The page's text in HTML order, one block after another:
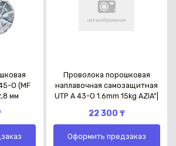
O (MF
мм
Проволока порошковая
наплавочная самозащитная
UTP A 43-O 1.6mm 15kg AZIA"|
22 300 ₸
Оформить предзаказ